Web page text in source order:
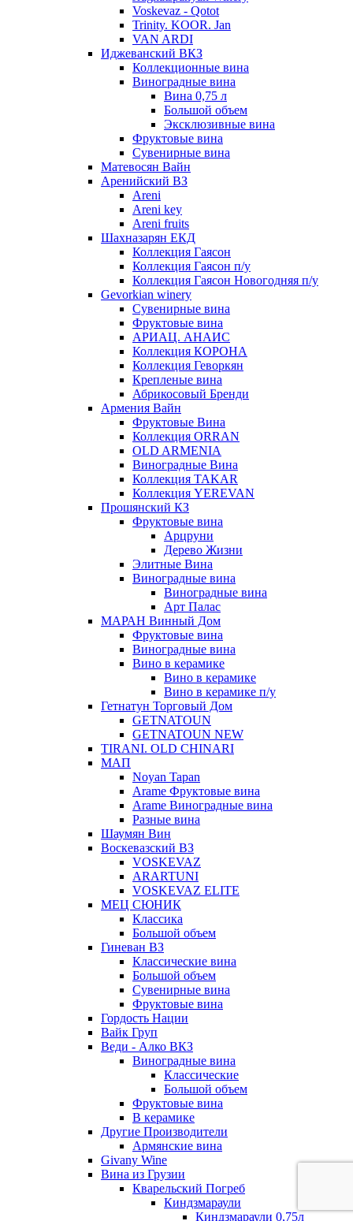
Voskevaz - Qotot
Trinity. KOOR. Jan
VAN ARDI
Иджеванский ВКЗ
Коллекционные вина
Виноградные вина
Вина 0,75 л
Большой объем
Эксклюзивные вина
Фруктовые вина
Cувенирные вина
Матевосян Вайн
Аренийский ВЗ
Areni
Areni key
Areni fruits
Шахназарян ЕКД
Коллекция Гаясон
Коллекция Гаясон п/у
Коллекция Гаясон Новогодняя п/у
Gevorkian winery
Сувенирные вина
Фруктовые вина
АРИАЦ. АНАИС
Коллекция КОРОНА
Коллекция Геворкян
Крепленые вина
Абрикосовый Бренди
Армения Вайн
Фруктовые Вина
Коллекция ORRAN
OLD ARMENIA
Виноградные Вина
Коллекция TAKAR
Коллекция YEREVAN
Прошянский КЗ
Фруктовые вина
Арцруни
Дерево Жизни
Элитные Вина
Виноградные вина
Виноградные вина
Арт Палас
МАРАН Винный Дом
Фруктовые вина
Виноградные вина
Вино в керамике
Вино в керамике
Вино в керамике п/у
Гетнатун Торговый Дом
GETNATOUN
GETNATOUN NEW
TIRANI. OLD CHINARI
МАП
Noyan Tapan
Arame Фруктовые вина
Arame Виноградные вина
Разные вина
Шаумян Вин
Воскевазский ВЗ
VOSKEVAZ
ARARTUNI
VOSKEVAZ ELITE
МЕЦ СЮНИК
Классика
Большой объем
Гиневан ВЗ
Классические вина
Большой объем
Сувенирные вина
Фруктовые вина
Гордость Нации
Вайк Груп
Веди - Алко ВКЗ
Виноградные вина
Классические
Большой объем
Фруктовые вина
В керамике
Другие Производители
Армянские вина
Givany Wine
Вина из Грузии
Кварельский Погреб
Киндзмараули
Киндзмараули 0,75л